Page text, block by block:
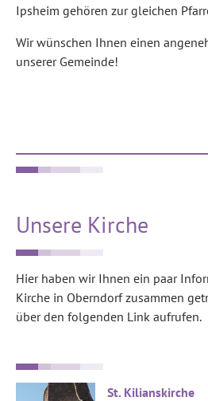
Ipsheim gehören zur gleichen
Wir wünschen Ihnen einen
unserer Gemeinde!
Unsere Kirche
Hier haben wir Ihnen ein paar
Kirche in Oberndorf zusammen
über den folgenden Link aufrufen.
St. Kilianskirche